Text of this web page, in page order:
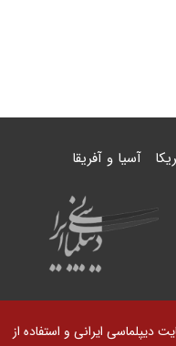
آسیا و آفریقا
ایرانی و استفاده از